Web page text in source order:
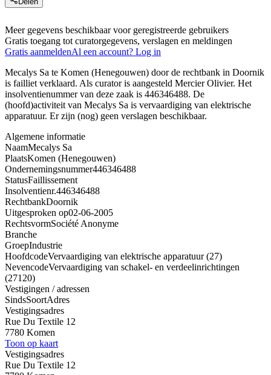
Meer gegevens beschikbaar voor geregistreerde gebruikers
Gratis toegang tot curatorgegevens, verslagen en meldingen
Gratis aanmeldenAl een account? Log in
Mecalys Sa te Komen (Henegouwen) door de rechtbank in Doornik
is failliet verklaard. Als curator is aangesteld Mercier Olivier. Het
insolventienummer van deze zaak is 446346488. De
(hoofd)activiteit van Mecalys Sa is vervaardiging van elektrische
apparatuur. Er zijn (nog) geen verslagen beschikbaar.
Algemene informatie
NaamMecalys Sa
PlaatsKomen (Henegouwen)
Ondernemingsnummer446346488
StatusFaillissement
Insolventienr.446346488
RechtbankDoornik
Uitgesproken op02-06-2005
RechtsvormSociété Anonyme
Branche
GroepIndustrie
HoofdcodeVervaardiging van elektrische apparatuur (27)
NevencodeVervaardiging van schakel- en verdeelinrichtingen
(27120)
Vestigingen / adressen
SindsSoortAdres
Vestigingsadres
Rue Du Textile 12
7780 Komen
Toon op kaart
Vestigingsadres
Rue Du Textile 12